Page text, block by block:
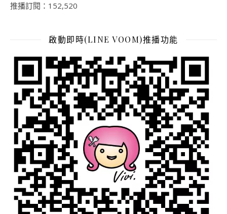
推播訂閱：152,520
啟動即時(LINE VOOM)推播功能